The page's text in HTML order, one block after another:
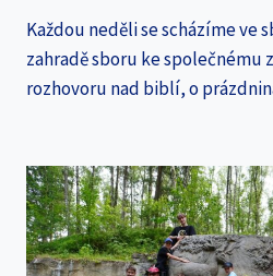
Každou neděli se scházíme ve
zahradě sboru ke společnému
rozhovoru nad biblí, o